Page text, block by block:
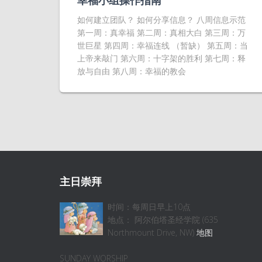
如何建立团队？ 如何分享信息？ 八周信息示范
第一周：真幸福 第二周：真相大白 第三周：万
世巨星 第四周：幸福连线 （暂缺） 第五周：当
上帝来敲门 第六周：十字架的胜利 第七周：释
放与自由 第八周：幸福的教会
主日崇拜
时间：每周日早上10点
地点： 阿尔伯塔圣经学院 (635
Northmount Drive, NW) 地图
SUNDAY WORSHIP